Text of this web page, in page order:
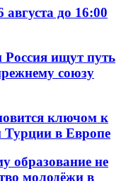
до 16:00
ищут путь
союзу
ключом к
Турции в Европе
образование не
молодёжи в